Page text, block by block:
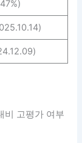
비 고평가 여부